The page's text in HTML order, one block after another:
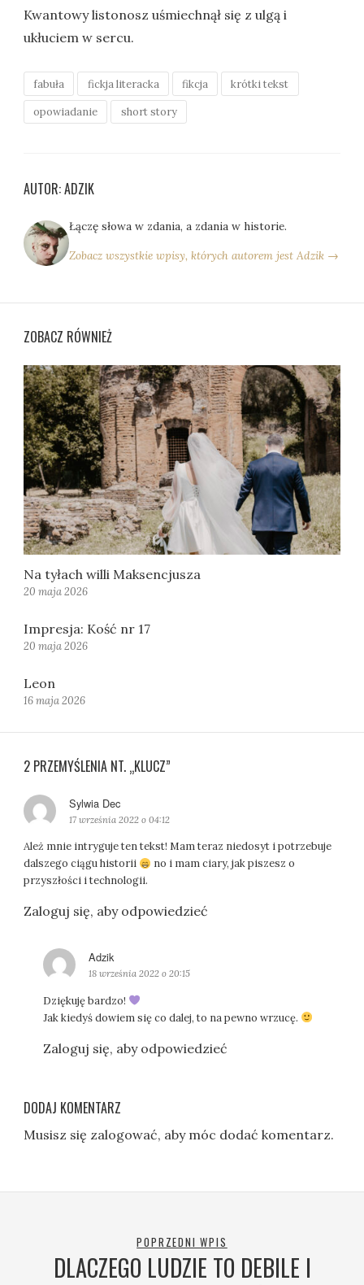
Kwantowy listonosz uśmiechnął się z ulgą i
ukłuciem w sercu.
fabuła fickja literacka fikcja krótki tekst
opowiadanie short story
AUTOR: ADZIK
Łączę słowa w zdania, a zdania w historie.
Zobacz wszystkie wpisy, których autorem jest Adzik →
ZOBACZ RÓWNIEŻ
Na tyłach willi Maksencjusza
20 maja 2026
Impresja: Kość nr 17
20 maja 2026
Leon
16 maja 2026
2 PRZEMYŚLENIA NT. „KLUCZ”
Sylwia Dec
i
z
e
:
17 września 2022 o 04:12
Ależ mnie intryguje ten tekst! Mam teraz niedosyt i potrzebuje
dalszego ciągu historii
no i mam ciary, jak piszesz o
przyszłości i technologii.
Zaloguj się, aby odpowiedzieć
Adzik
i
z
e
18 września 2022 o 20:15
Dziękuję bardzo!
Jak kiedyś dowiem się co dalej, to na pewno wrzucę.
Zaloguj się, aby odpowiedzieć
DODAJ KOMENTARZ
Musisz się zalogować, aby móc dodać komentarz.
POPRZEDNI WPIS
DLACZEGO LUDZIE TO DEBILE I